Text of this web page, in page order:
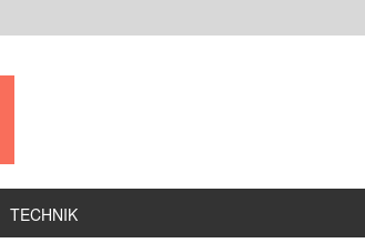
TECHNIK